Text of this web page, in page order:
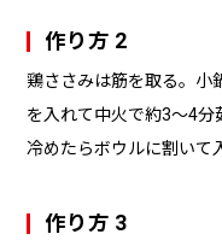
作り方 2
鶏ささみは筋を取る。小
を入れて中火で約3～4分
冷めたらボウルに割いて
作り方 3